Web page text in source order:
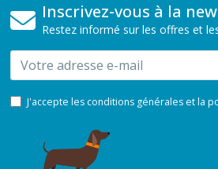
Inscrivez-vous à la
Restez informé sur les offres et
Email
J'accepte les conditions générales et la